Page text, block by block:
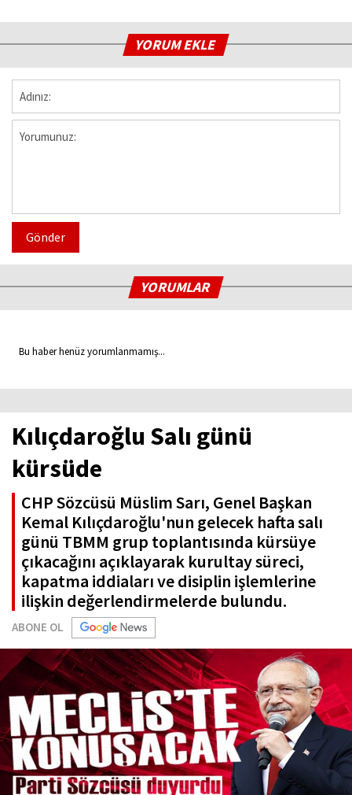
YORUM EKLE
Gönder
YORUMLAR
Bu haber henüz yorumlanmamış...
Kılıçdaroğlu Salı günü
kürsüde
CHP Sözcüsü Müslim Sarı, Genel Başkan
Kemal Kılıçdaroğlu'nun gelecek hafta salı
günü TBMM grup toplantısında kürsüye
çıkacağını açıklayarak kurultay süreci,
kapatma iddiaları ve disiplin işlemlerine
ilişkin değerlendirmelerde bulundu.
ABONE OL